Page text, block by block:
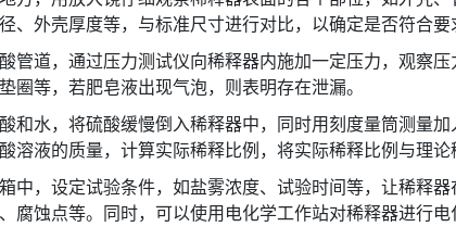
外壳厚度等，与标准尺寸进行对比，以确定是否符合要
管道，通过压力测试仪向稀释器内施加一定压力，观察
等，若肥皂液出现气泡，则表明存在泄漏。
和水，将硫酸缓慢倒入稀释器中，同时用刻度量筒测量
液的质量，计算实际稀释比例，将实际稀释比例与理论
中，设定试验条件，如盐雾浓度、试验时间等，让稀释
腐蚀点等。同时，可以使用电化学工作站对稀释器进行